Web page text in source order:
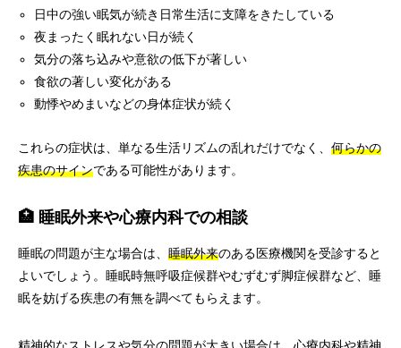
日中の強い眠気が続き日常生活に支障をきたしている
夜まったく眠れない日が続く
気分の落ち込みや意欲の低下が著しい
食欲の著しい変化がある
動悸やめまいなどの身体症状が続く
これらの症状は、単なる生活リズムの乱れだけでなく、 何らかの
疾患のサインである可能性があります。
🏥 睡眠外来や心療内科での相談
睡眠の問題が主な場合は、 睡眠外来のある医療機関を受診すると
よいでしょう。睡眠時無呼吸症候群やむずむず脚症候群など、睡
眠を妨げる疾患の有無を調べてもらえます。